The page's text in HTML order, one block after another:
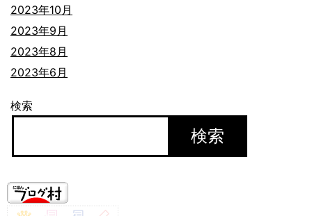
2023年10月
2023年9月
2023年8月
2023年6月
検索
検索